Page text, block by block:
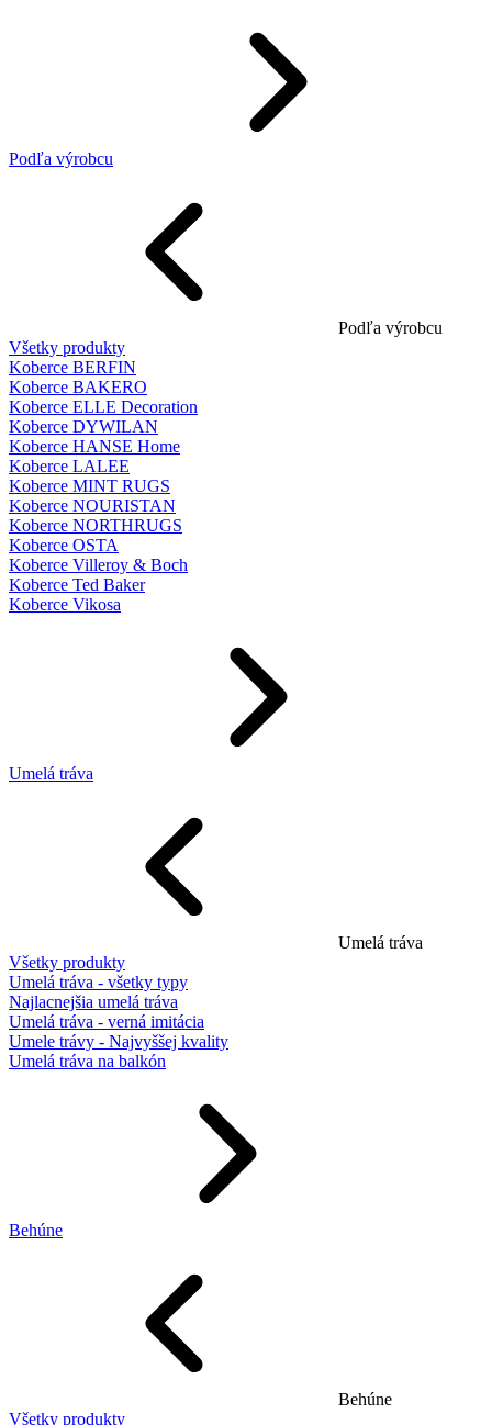
Podľa výrobcu
Podľa výrobcu
Všetky produkty
Koberce BERFIN
Koberce BAKERO
Koberce ELLE Decoration
Koberce DYWILAN
Koberce HANSE Home
Koberce LALEE
Koberce MINT RUGS
Koberce NOURISTAN
Koberce NORTHRUGS
Koberce OSTA
Koberce Villeroy & Boch
Koberce Ted Baker
Koberce Vikosa
Umelá tráva
Umelá tráva
Všetky produkty
Umelá tráva - všetky typy
Najlacnejšia umelá tráva
Umelá tráva - verná imitácia
Umele trávy - Najvyššej kvality
Umelá tráva na balkón
Behúne
Behúne
Všetky produkty